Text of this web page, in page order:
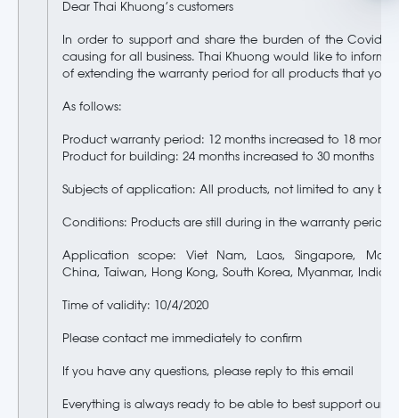
Dear Thai Khuong’s customers
In order to support and share the burden of the Covid-
causing for all business. Thai Khuong would like to inform
of extending the warranty period for all products that you
As follows:
Product warranty period: 12 months increased to 18 months
Product for building: 24 months increased to 30 months
Subjects of application: All products, not limited to any
Conditions: Products are still during in the warranty period
Application scope: Viet Nam, Laos, Singapore,
China, Taiwan, Hong Kong, South Korea, Myanmar, India.
Time of validity: 10/4/2020
Please contact me immediately to confirm
If you have any questions, please reply to this email
Everything is always ready to be able to best support our